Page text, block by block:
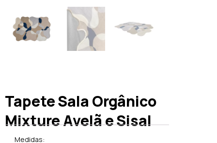
Tapete Sala Orgânico
Mixture Avelã e Sisal
Medidas: